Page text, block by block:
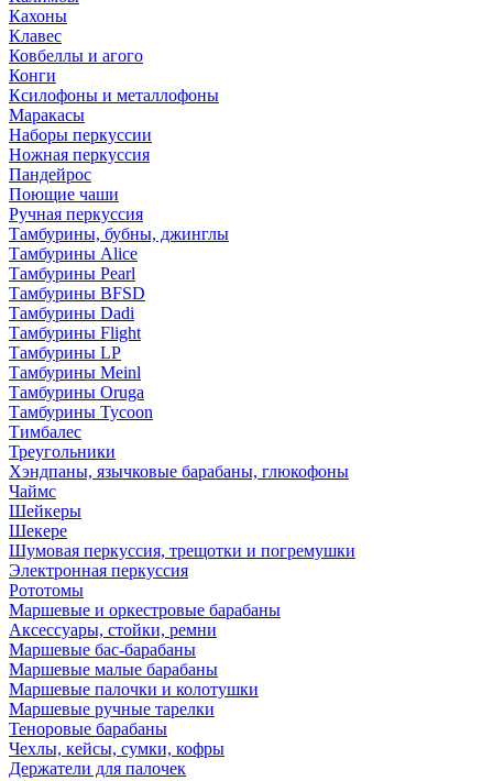
Кахоны
Клавес
Ковбеллы и агого
Конги
Ксилофоны и металлофоны
Маракасы
Наборы перкуссии
Ножная перкуссия
Пандейрос
Поющие чаши
Ручная перкуссия
Тамбурины, бубны, джинглы
Тамбурины Alice
Тамбурины Pearl
Тамбурины BFSD
Тамбурины Dadi
Тамбурины Flight
Тамбурины LP
Тамбурины Meinl
Тамбурины Oruga
Тамбурины Tycoon
Тимбалес
Треугольники
Хэндпаны, язычковые барабаны, глюкофоны
Чаймс
Шейкеры
Шекере
Шумовая перкуссия, трещотки и погремушки
Электронная перкуссия
Рототомы
Маршевые и оркестровые барабаны
Аксессуары, стойки, ремни
Маршевые бас-барабаны
Маршевые малые барабаны
Маршевые палочки и колотушки
Маршевые ручные тарелки
Теноровые барабаны
Чехлы, кейсы, сумки, кофры
Держатели для палочек